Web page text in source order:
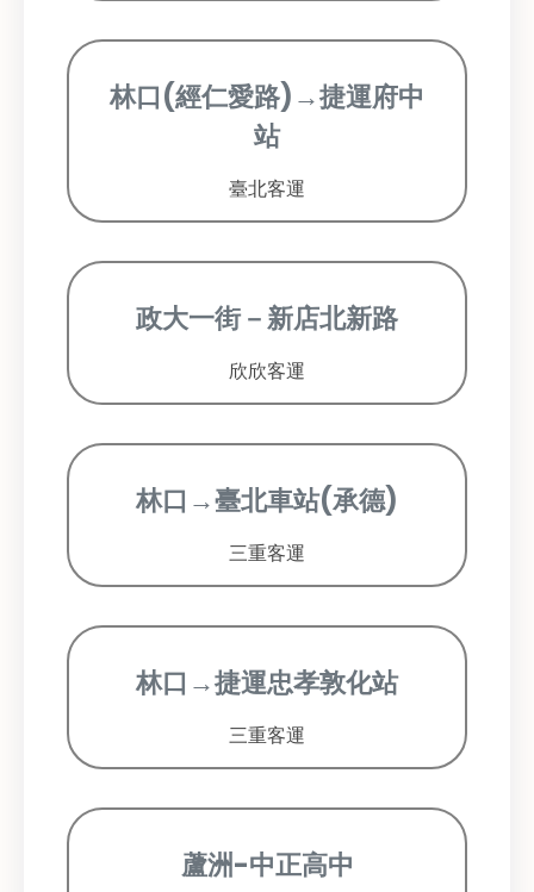
林口(經仁愛路)→捷運府中
站
臺北客運
政大一街－新店北新路
欣欣客運
林口→臺北車站(承德)
三重客運
林口→捷運忠孝敦化站
三重客運
蘆洲-中正高中